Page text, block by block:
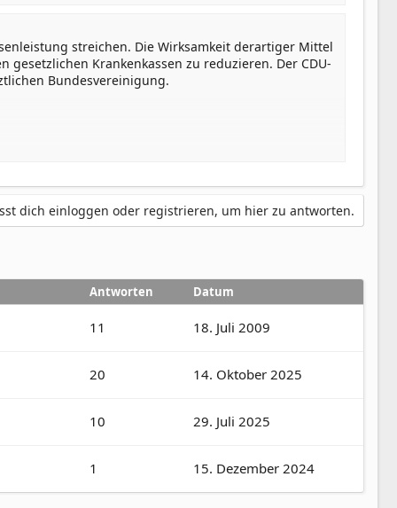
streichen. Die Wirksamkeit derartiger Mittel
Krankenkassen zu reduzieren. Der CDU-
Bundesvereinigung.
dich einloggen oder registrieren, um hier zu antworten.
Antworten Datum
11 18. Juli 2009
20 14. Oktober 2025
10 29. Juli 2025
1 15. Dezember 2024